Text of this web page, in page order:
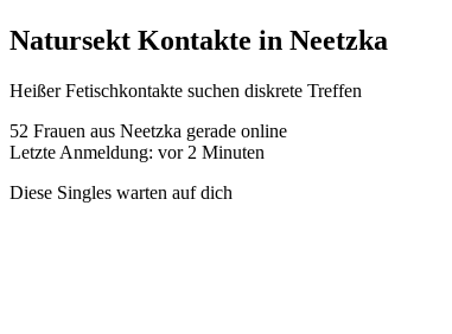
Natursekt Kontakte in Neetzka
Heißer Fetischkontakte suchen diskrete Treffen
52 Frauen aus Neetzka gerade online
Letzte Anmeldung: vor 2 Minuten
Diese Singles warten auf dich